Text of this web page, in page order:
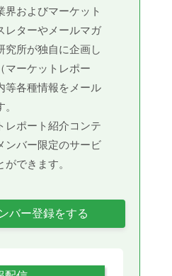
界およびマーケット
レターやメールマガ
究所が独自に企画し
マーケットレポー
等各種情報をメール
レポート紹介コンテ
ンバー限定のサービ
できます。
バー登録をする